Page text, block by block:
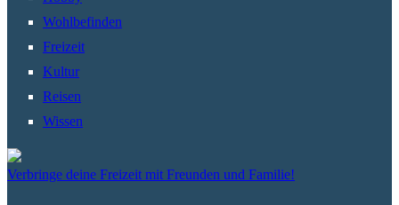
Wohlbefinden
Freizeit
Kultur
Reisen
Wissen
Verbringe deine Freizeit mit Freunden und Familie!